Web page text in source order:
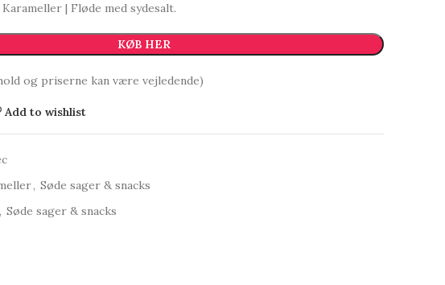
| Fløde med sydesalt.
KØB HER
og priserne kan være vejledende)
Add to wishlist
, Søde sager & snacks
, Søde sager & snacks